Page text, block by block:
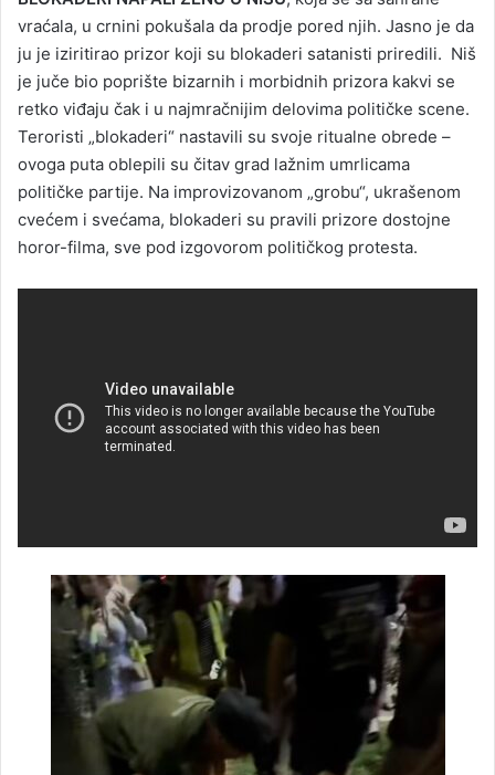
vraćala, u crnini pokušala da prodje pored njih. Jasno je da
ju je iziritirao prizor koji su blokaderi satanisti priredili. Niš
je juče bio poprište bizarnih i morbidnih prizora kakvi se
retko viđaju čak i u najmračnijim delovima političke scene.
Teroristi „blokaderi“ nastavili su svoje ritualne obrede –
ovoga puta oblepili su čitav grad lažnim umrlicama
političke partije. Na improvizovanom „grobu“, ukrašenom
cvećem i svećama, blokaderi su pravili prizore dostojne
horor-filma, sve pod izgovorom političkog protesta.